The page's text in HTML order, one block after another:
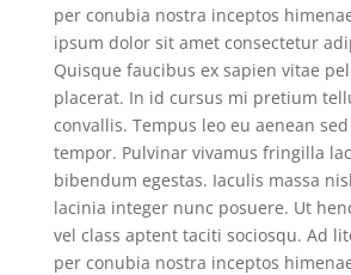
per conubia nostra inceptos
ipsum dolor sit amet consectetur
Quisque faucibus ex sapien vitae
placerat. In id cursus mi pretium
convallis. Tempus leo eu aenean
tempor. Pulvinar vivamus fringilla
bibendum egestas. Iaculis massa
lacinia integer nunc posuere. Ut
vel class aptent taciti sociosqu. Ad
per conubia nostra inceptos